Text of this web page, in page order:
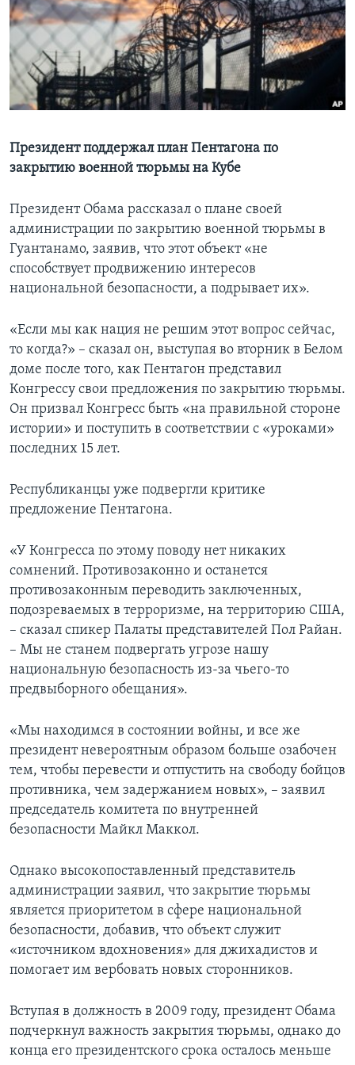
Learning English
СОЦИАЛЬНЫЕ СЕТИ
Языки
Президент поддержал план Пентагона по
закрытию военной тюрьмы на Кубе
Президент Обама рассказал о плане своей
администрации по закрытию военной тюрьмы в
Гуантанамо, заявив, что этот объект «не
способствует продвижению интересов
национальной безопасности, а подрывает их».
«Если мы как нация не решим этот вопрос сейчас,
то когда?» – сказал он, выступая во вторник в Белом
доме после того, как Пентагон представил
Конгрессу свои предложения по закрытию тюрьмы.
Он призвал Конгресс быть «на правильной стороне
истории» и поступить в соответствии с «уроками»
последних 15 лет.
Республиканцы уже подвергли критике
предложение Пентагона.
«У Конгресса по этому поводу нет никаких
сомнений. Противозаконно и останется
противозаконным переводить заключенных,
подозреваемых в терроризме, на территорию США,
– сказал спикер Палаты представителей Пол Райан.
– Мы не станем подвергать угрозе нашу
национальную безопасность из-за чьего-то
предвыборного обещания».
«Мы находимся в состоянии войны, и все же
президент невероятным образом больше озабочен
тем, чтобы перевести и отпустить на свободу бойцов
противника, чем задержанием новых», – заявил
председатель комитета по внутренней
безопасности Майкл Маккол.
Однако высокопоставленный представитель
администрации заявил, что закрытие тюрьмы
является приоритетом в сфере национальной
безопасности, добавив, что объект служит
«источником вдохновения» для джихадистов и
помогает им вербовать новых сторонников.
Вступая в должность в 2009 году, президент Обама
подчеркнул важность закрытия тюрьмы, однако до
конца его президентского срока осталось меньше